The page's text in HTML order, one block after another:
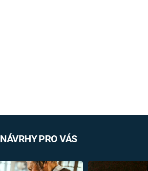
NÁVRHY PRO VÁS